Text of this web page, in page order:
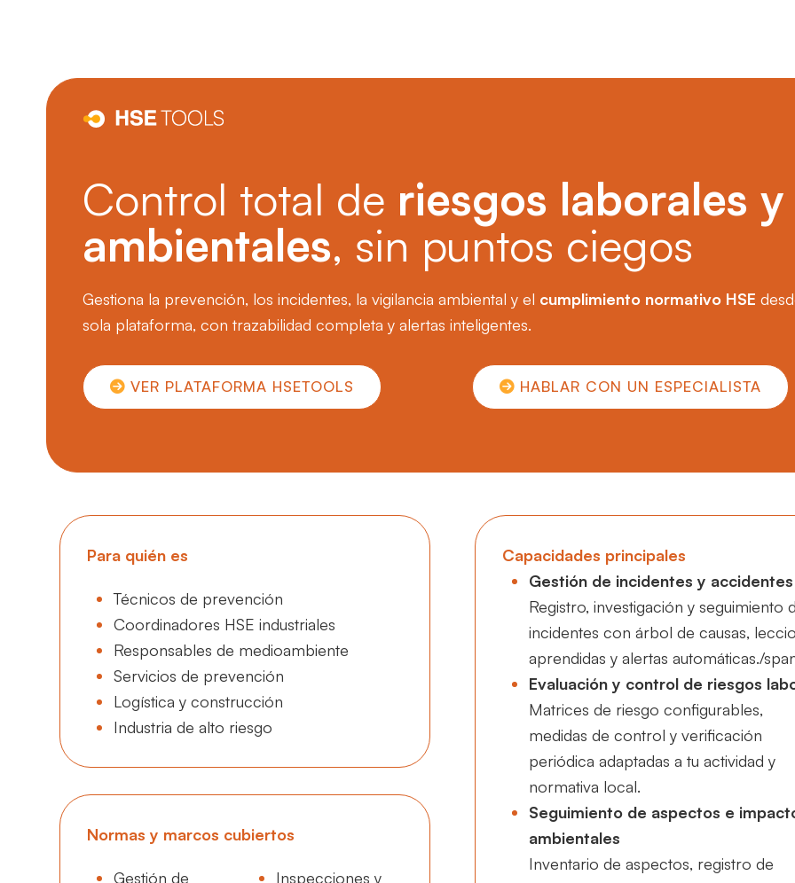
Control total de riesgos laborales y
ambientales, sin puntos ciegos
Gestiona la prevención, los incidentes, la vigilancia ambiental y el cumplimiento normativo HSE
sola plataforma, con trazabilidad completa y alertas inteligentes.
VER PLATAFORMA HSETOOLS HABLAR CON UN ESPECIALISTA
Para quién es
Técnicos de prevención
Coordinadores HSE industriales
Responsables de medioambiente
Servicios de prevención
Logística y construcción
Industria de alto riesgo
Normas y marcos cubiertos
Gestión de Inspecciones y
Capacidades principales
Gestión de incidentes y accidentes
Registro, investigación y seguimiento
incidentes con árbol de causas,
aprendidas y alertas automáticas./
Evaluación y control de riesgos
Matrices de riesgo configurables,
medidas de control y verificación
periódica adaptadas a tu actividad y
normativa local.
Seguimiento de aspectos e
ambientales
Inventario de aspectos, registro de